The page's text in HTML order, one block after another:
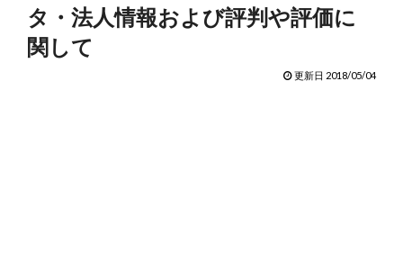
タ・法人情報および評判や評価に
関して
更新日 2018/05/04